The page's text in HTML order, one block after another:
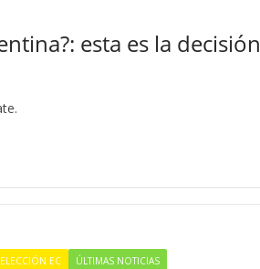
esta es la decisión
EC ÚLTIMAS NOTICIAS